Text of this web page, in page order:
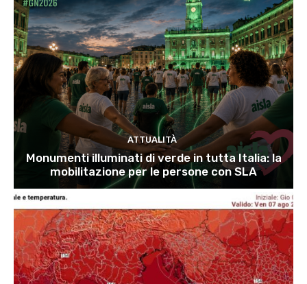
ATTUALITÀ
Monumenti illuminati di verde in tutta Italia: la
mobilitazione per le persone con SLA